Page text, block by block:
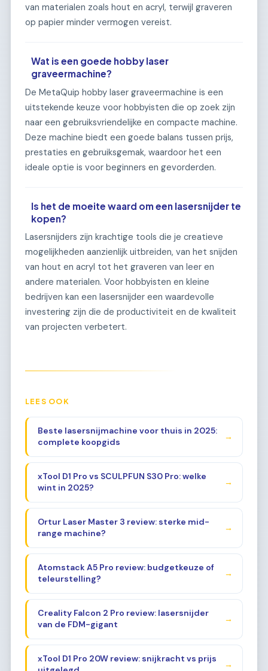
van materialen zoals hout en acryl, terwijl graveren
op papier minder vermogen vereist.
Wat is een goede hobby laser
graveermachine?
De MetaQuip hobby laser graveermachine is een
uitstekende keuze voor hobbyisten die op zoek zijn
naar een gebruiksvriendelijke en compacte machine.
Deze machine biedt een goede balans tussen prijs,
prestaties en gebruiksgemak, waardoor het een
ideale optie is voor beginners en gevorderden.
Is het de moeite waard om een lasersnijder te
kopen?
Lasersnijders zijn krachtige tools die je creatieve
mogelijkheden aanzienlijk uitbreiden, van het snijden
van hout en acryl tot het graveren van leer en
andere materialen. Voor hobbyisten en kleine
bedrijven kan een lasersnijder een waardevolle
investering zijn die de productiviteit en de kwaliteit
van projecten verbetert.
LEES OOK
Beste lasersnijmachine voor thuis in 2025:
complete koopgids
→
xTool D1 Pro vs SCULPFUN S30 Pro: welke
wint in 2025?
→
Ortur Laser Master 3 review: sterke mid-
range machine?
→
Atomstack A5 Pro review: budgetkeuze of
teleurstelling?
→
Creality Falcon 2 Pro review: lasersnijder
van de FDM-gigant
→
xTool D1 Pro 20W review: snijkracht vs prijs
→